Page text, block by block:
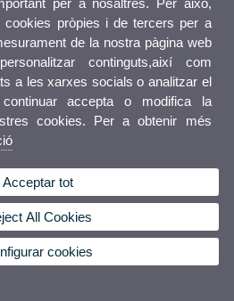
cookies pròpies i de tercers per a
de la nostra pàgina web
continguts,així com
a les xarxes socials o analitzar el
accepta o modifica la
cookies. Per a obtenir més
Acceptar tot
All Cookies
cookies